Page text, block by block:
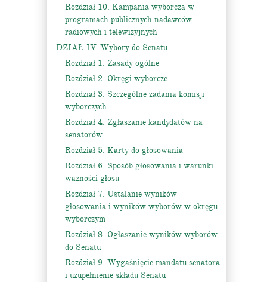
Rozdział 10. Kampania wyborcza w
programach publicznych nadawców
radiowych i telewizyjnych
DZIAŁ IV. Wybory do Senatu
Rozdział 1. Zasady ogólne
Rozdział 2. Okręgi wyborcze
Rozdział 3. Szczególne zadania komisji
wyborczych
Rozdział 4. Zgłaszanie kandydatów na
senatorów
Rozdział 5. Karty do głosowania
Rozdział 6. Sposób głosowania i warunki
ważności głosu
Rozdział 7. Ustalanie wyników
głosowania i wyników wyborów w okręgu
wyborczym
Rozdział 8. Ogłaszanie wyników wyborów
do Senatu
Rozdział 9. Wygaśnięcie mandatu senatora
i uzupełnienie składu Senatu